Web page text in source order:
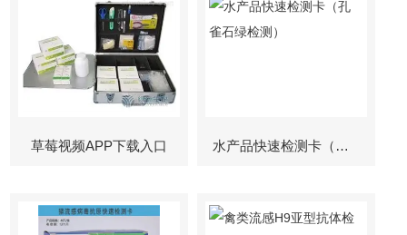
草莓视频APP下载入口 水产品快速检测卡（孔雀石绿检测）